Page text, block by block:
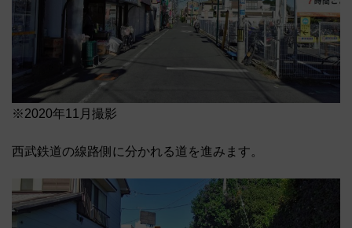
※2020年11月撮影
西武鉄道の線路側に分かれる道を進みます。